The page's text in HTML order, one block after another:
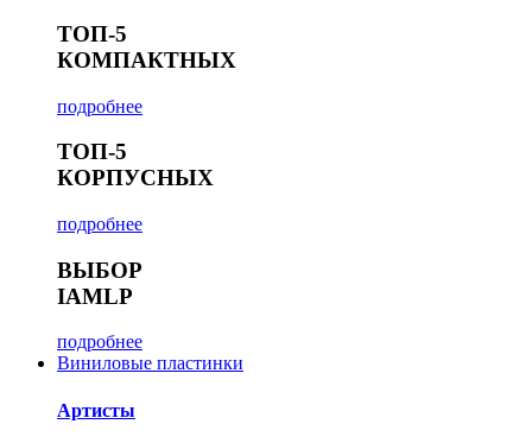
ТОП-5
КОМПАКТНЫХ
подробнее
ТОП-5
КОРПУСНЫХ
подробнее
ВЫБОР
IAMLP
подробнее
Виниловые пластинки
Артисты